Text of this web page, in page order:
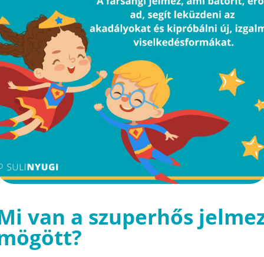
van a szuperhős